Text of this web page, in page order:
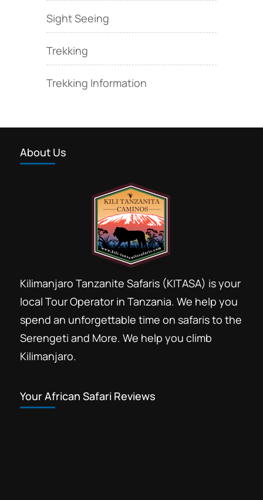
Sight Seeing
Trekking
Trekking Information
About Us
Kilimanjaro Tanzanite Safaris (KITASA) is your
local Tour Operator in Tanzania. We help you
spend an unforgettable time on safaris to the
Serengeti and More. We help you climb
Kilimanjaro.
Your African Safari Reviews